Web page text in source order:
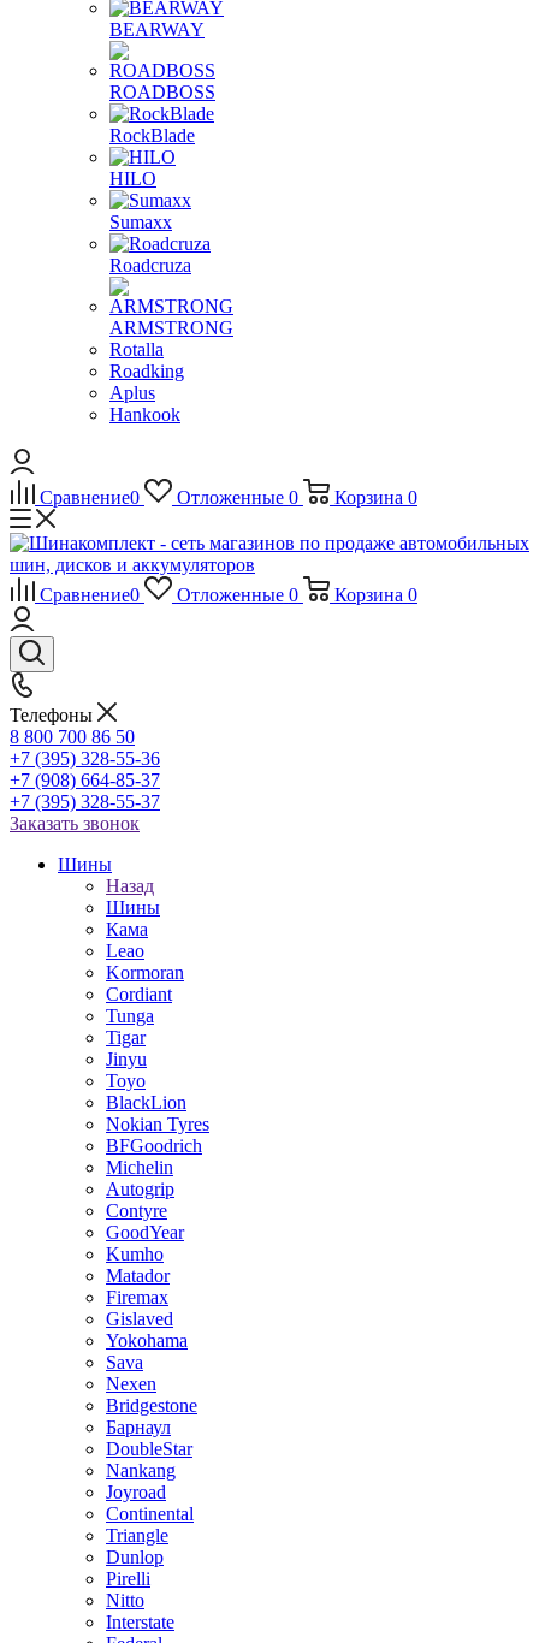
BEARWAY
ROADBOSS
RockBlade
HILO
Sumaxx
Roadcruza
ARMSTRONG
Rotalla
Roadking
Aplus
Hankook
Сравнение0 Отложенные 0 Корзина 0
Сравнение0 Отложенные 0 Корзина 0
Телефоны
8 800 700 86 50
+7 (395) 328-55-36
+7 (908) 664-85-37
+7 (395) 328-55-37
Заказать звонок
Шины
Назад
Шины
Кама
Leao
Kormoran
Cordiant
Tunga
Tigar
Jinyu
Toyo
BlackLion
Nokian Tyres
BFGoodrich
Michelin
Autogrip
Contyre
GoodYear
Kumho
Matador
Firemax
Gislaved
Yokohama
Sava
Nexen
Bridgestone
Барнаул
DoubleStar
Nankang
Joyroad
Continental
Triangle
Dunlop
Pirelli
Nitto
Interstate